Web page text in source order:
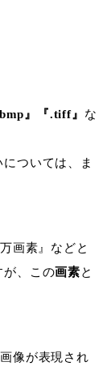
』『.tiff』 な
ついては、ま
画素』などと
が、この画素と
像が表現され